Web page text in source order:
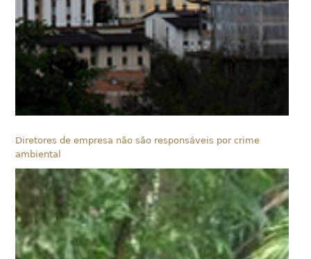
Diretores de empresa não são responsáveis por crime
ambiental